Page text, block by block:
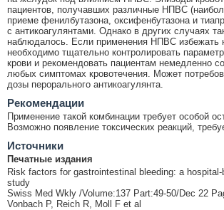
пациентов, получавших различные НПВС
приеме фенилбутазона, оксифенбутазона и
с антикоагулянтами. Однако в других случаях
наблюдалось. Если применения НПВС избежать
необходимо тщательно контролировать
крови и рекомендовать пациентам немедленно
любых симптомах кровотечения. Может
дозы перорального антикоагулянта.
Рекомендации
Применение такой комбинации требует особой
Возможно появление токсических реакций,
Источники
Печатные издания
Risk factors for gastrointestinal bleeding: a hospital-
study
Swiss Med Wkly /Volume:137 Part:49-50/Dec 22
Vonbach P, Reich R, Moll F et al